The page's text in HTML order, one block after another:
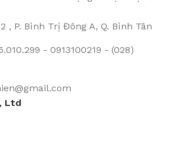
, P. Bình Trị Đông A, Q. Bình Tân
- 0913100219 - (028)
Ltd